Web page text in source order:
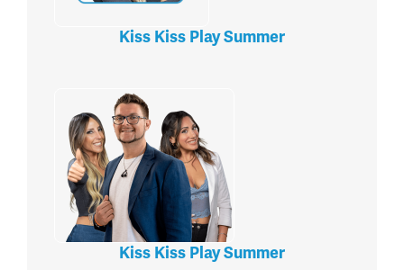
Kiss Kiss Play Summer
Kiss Kiss Play Summer